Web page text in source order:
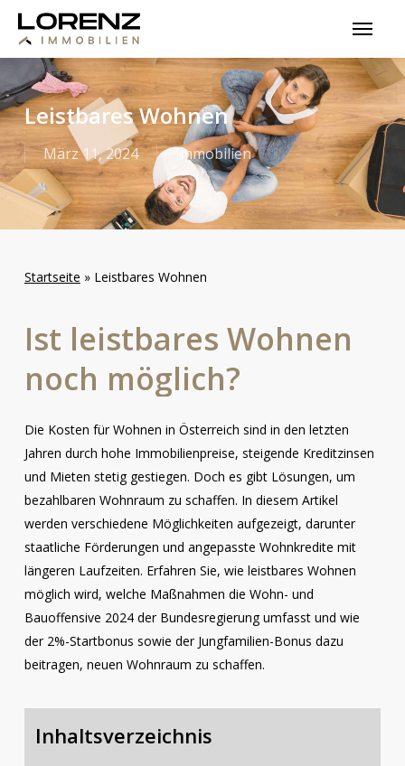
Skip
main
content
Menu
Leistbares Wohnen
März 11, 2024 Immobilien
Startseite » Leistbares Wohnen
Ist leistbares Wohnen
noch möglich?
Die Kosten für Wohnen in Österreich sind in den letzten
Jahren durch hohe Immobilienpreise, steigende Kreditzinsen
und Mieten stetig gestiegen. Doch es gibt Lösungen, um
bezahlbaren Wohnraum zu schaffen. In diesem Artikel
werden verschiedene Möglichkeiten aufgezeigt, darunter
staatliche Förderungen und angepasste Wohnkredite mit
längeren Laufzeiten. Erfahren Sie, wie leistbares Wohnen
möglich wird, welche Maßnahmen die Wohn- und
Bauoffensive 2024 der Bundesregierung umfasst und wie
der 2%-Startbonus sowie der Jungfamilien-Bonus dazu
beitragen, neuen Wohnraum zu schaffen.
Inhaltsverzeichnis